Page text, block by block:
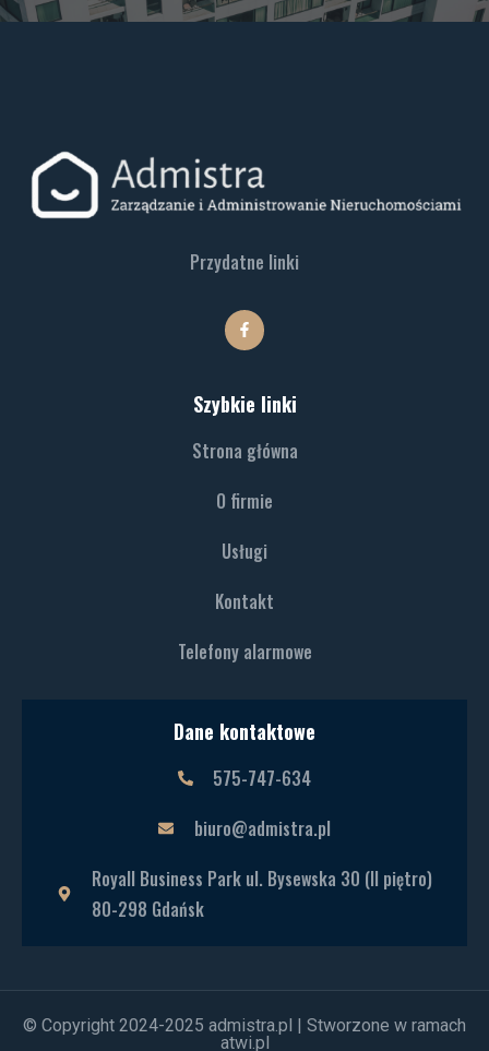
Przydatne linki
Szybkie linki
Strona główna
O firmie
Usługi
Kontakt
Telefony alarmowe
Dane kontaktowe
575-747-634
biuro@admistra.pl
Royall Business Park ul. Bysewska 30 (II piętro)
80-298 Gdańsk
© Copyright 2024-2025 admistra.pl | Stworzone w ramach
atwi.pl